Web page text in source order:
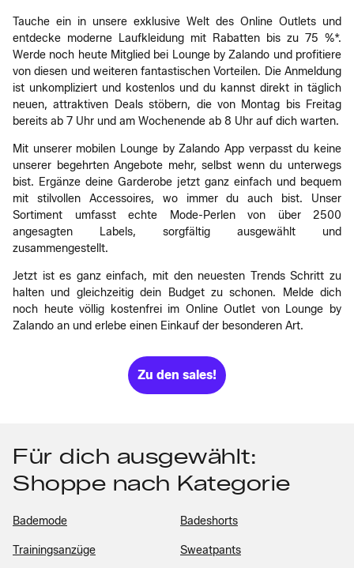
Tauche ein in unsere exklusive Welt des Online Outlets und
entdecke moderne Laufkleidung mit Rabatten bis zu 75 %*.
Werde noch heute Mitglied bei Lounge by Zalando und profitiere
von diesen und weiteren fantastischen Vorteilen. Die Anmeldung
ist unkompliziert und kostenlos und du kannst direkt in täglich
neuen, attraktiven Deals stöbern, die von Montag bis Freitag
bereits ab 7 Uhr und am Wochenende ab 8 Uhr auf dich warten.
Mit unserer mobilen Lounge by Zalando App verpasst du keine
unserer begehrten Angebote mehr, selbst wenn du unterwegs
bist. Ergänze deine Garderobe jetzt ganz einfach und bequem
mit stilvollen Accessoires, wo immer du auch bist. Unser
Sortiment umfasst echte Mode-Perlen von über 2500
angesagten Labels, sorgfältig ausgewählt und
zusammengestellt.
Jetzt ist es ganz einfach, mit den neuesten Trends Schritt zu
halten und gleichzeitig dein Budget zu schonen. Melde dich
noch heute völlig kostenfrei im Online Outlet von Lounge by
Zalando an und erlebe einen Einkauf der besonderen Art.
Zu den sales!
Für dich ausgewählt:
Shoppe nach Kategorie
Bademode Badeshorts
Trainingsanzüge Sweatpants